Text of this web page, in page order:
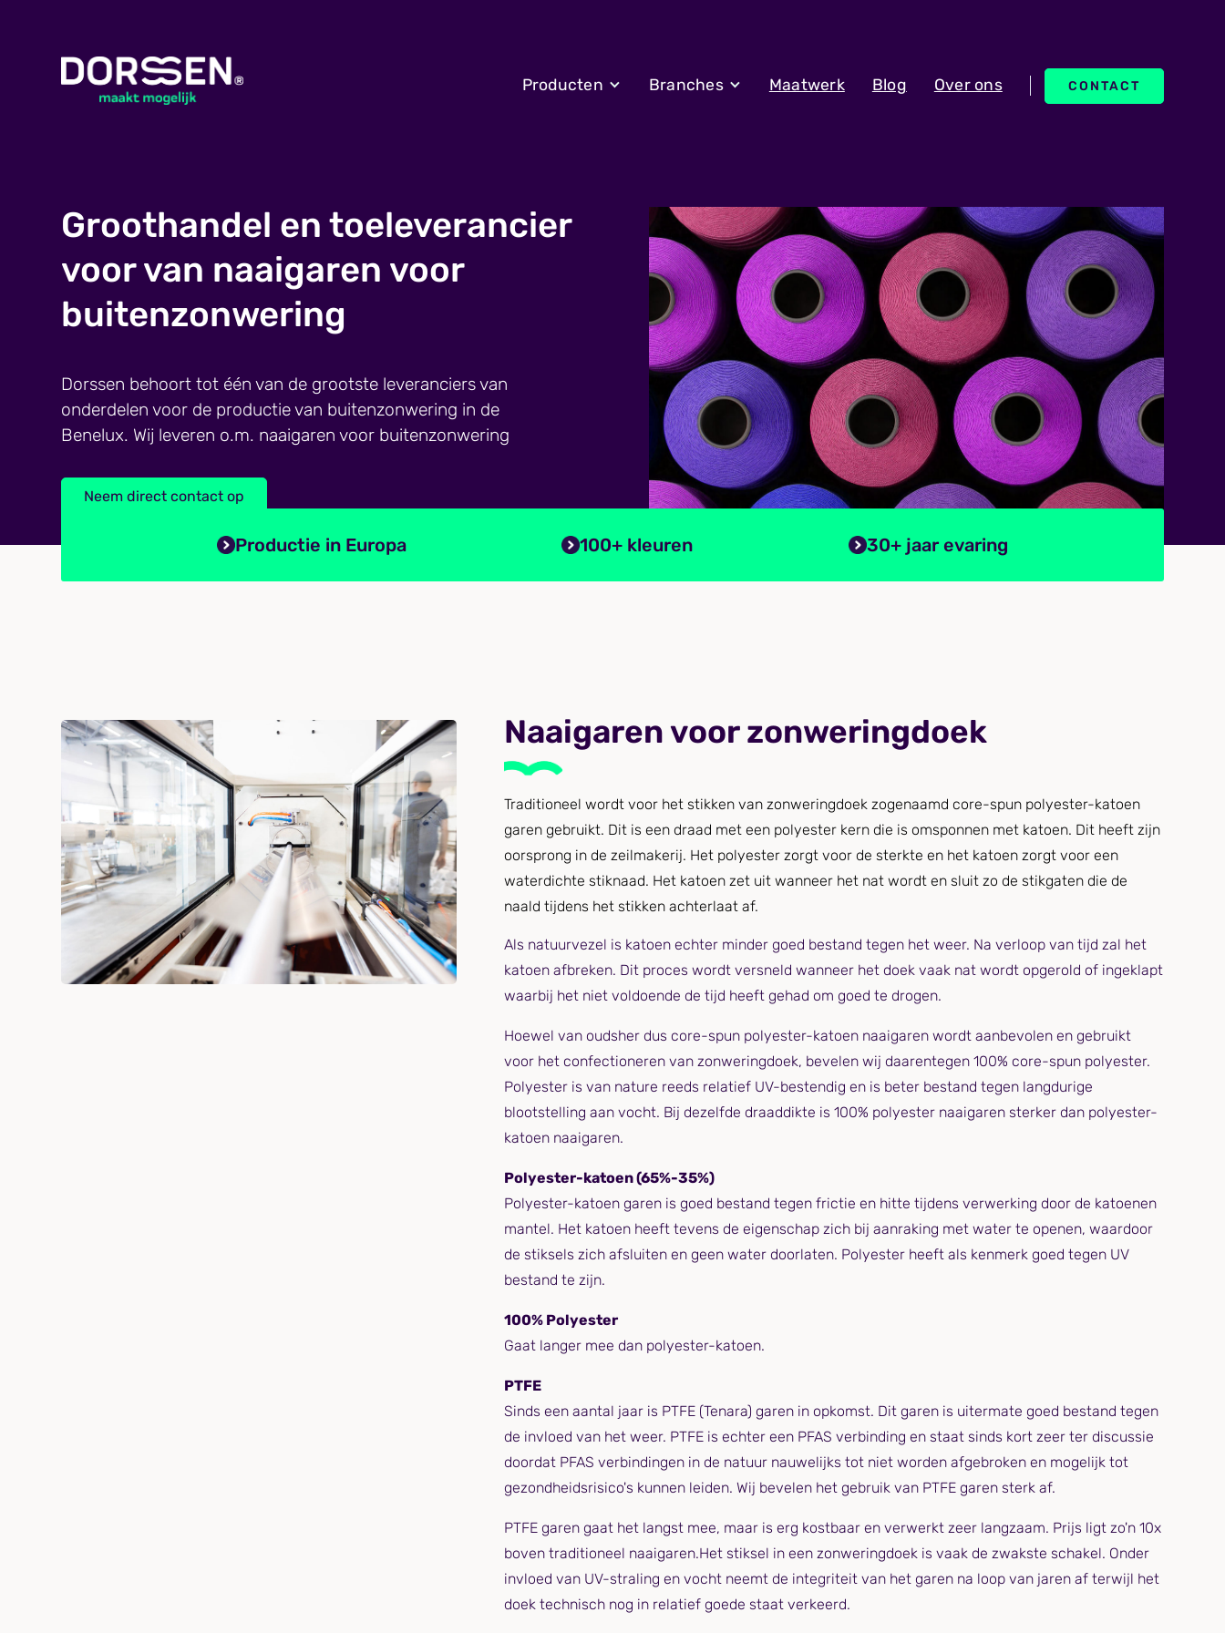
Producten Branches Maatwerk Blog Over ons CONTACT
Groothandel en toeleverancier
voor van naaigaren voor
buitenzonwering
Dorssen behoort tot één van de grootste leveranciers van
onderdelen voor de productie van buitenzonwering in de
Benelux. Wij leveren o.m. naaigaren voor buitenzonwering
Neem direct contact op
Productie in Europa 100+ kleuren 30+ jaar evaring
Naaigaren voor zonweringdoek
Traditioneel wordt voor het stikken van zonweringdoek zogenaamd core-spun polyester-katoen
garen gebruikt. Dit is een draad met een polyester kern die is omsponnen met katoen. Dit heeft zijn
oorsprong in de zeilmakerij. Het polyester zorgt voor de sterkte en het katoen zorgt voor een
waterdichte stiknaad. Het katoen zet uit wanneer het nat wordt en sluit zo de stikgaten die de
naald tijdens het stikken achterlaat af.
Als natuurvezel is katoen echter minder goed bestand tegen het weer. Na verloop van tijd zal het
katoen afbreken. Dit proces wordt versneld wanneer het doek vaak nat wordt opgerold of ingeklapt
waarbij het niet voldoende de tijd heeft gehad om goed te drogen.
Hoewel van oudsher dus core-spun polyester-katoen naaigaren wordt aanbevolen en gebruikt
voor het confectioneren van zonweringdoek, bevelen wij daarentegen 100% core-spun polyester.
Polyester is van nature reeds relatief UV-bestendig en is beter bestand tegen langdurige
blootstelling aan vocht. Bij dezelfde draaddikte is 100% polyester naaigaren sterker dan polyester-
katoen naaigaren.
Polyester-katoen (65%-35%)
Polyester-katoen garen is goed bestand tegen frictie en hitte tijdens verwerking door de katoenen
mantel. Het katoen heeft tevens de eigenschap zich bij aanraking met water te openen, waardoor
de stiksels zich afsluiten en geen water doorlaten. Polyester heeft als kenmerk goed tegen UV
bestand te zijn.
100% Polyester
Gaat langer mee dan polyester-katoen.
PTFE
Sinds een aantal jaar is PTFE (Tenara) garen in opkomst. Dit garen is uitermate goed bestand tegen
de invloed van het weer. PTFE is echter een PFAS verbinding en staat sinds kort zeer ter discussie
doordat PFAS verbindingen in de natuur nauwelijks tot niet worden afgebroken en mogelijk tot
gezondheidsrisico's kunnen leiden. Wij bevelen het gebruik van PTFE garen sterk af.
PTFE garen gaat het langst mee, maar is erg kostbaar en verwerkt zeer langzaam. Prijs ligt zo'n 10x
boven traditioneel naaigaren.Het stiksel in een zonweringdoek is vaak de zwakste schakel. Onder
invloed van UV-straling en vocht neemt de integriteit van het garen na loop van jaren af terwijl het
doek technisch nog in relatief goede staat verkeerd.